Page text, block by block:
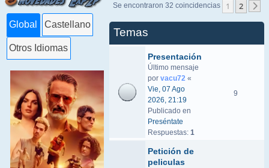
Global Castellano
Otros Idiomas
Se encontraron 32 coincidencias 1 2
Temas
Presentación
Último mensaje
por vacu72 «
Vie, 07 Ago
2026, 21:19
Publicado en
Preséntate
Respuestas: 1
9
Petición de
peliculas